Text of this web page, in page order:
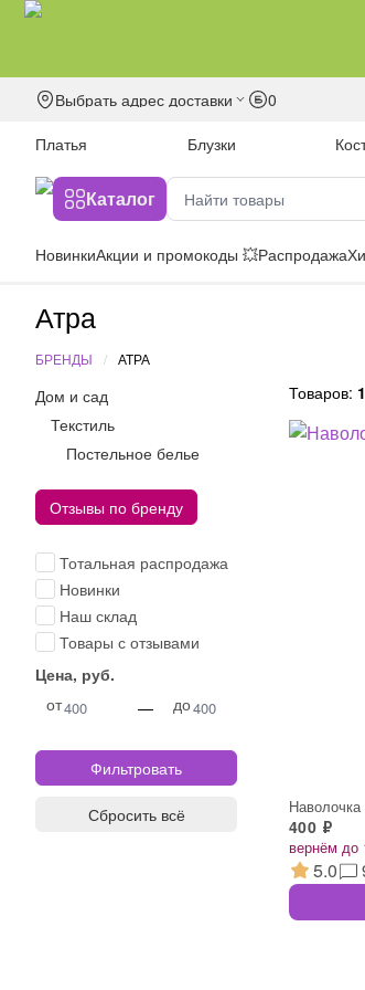
Выбрать адрес доставки 0
Платья
Блузки
Каталог
НовинкиАкции и промокоды 💥Распродажа
Атра
БРЕНДЫ АТРА
Дом и сад
Текстиль
Постельное белье
Отзывы по бренду
Тотальная распродажа
Новинки
Наш склад
Товары с отзывами
Цена, руб.
от
— до
Сбросить всё
Товаров: 1
400 ₽
вернём до
5.0